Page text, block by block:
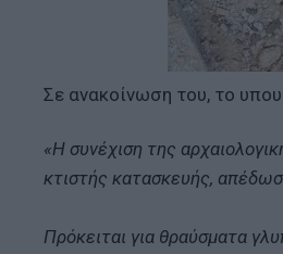
Σε ανακοίνωση του, το
«Η συνέχιση της
κτιστής κατασκευής,
Πρόκειται για θραύσματα